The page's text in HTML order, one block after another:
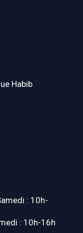
Habib
: 10h-
: 10h-16h